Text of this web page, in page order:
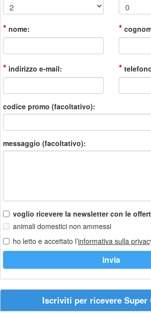
* nome: *
* indirizzo e-mail: *
codice promo (facoltativo):
messaggio (facoltativo):
voglio ricevere la newsletter con le
animali domestici non ammessi
ho letto e accettato l’informativa sulla
Iscriviti per ricevere Super